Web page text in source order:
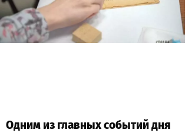
Одним из главных событий дня